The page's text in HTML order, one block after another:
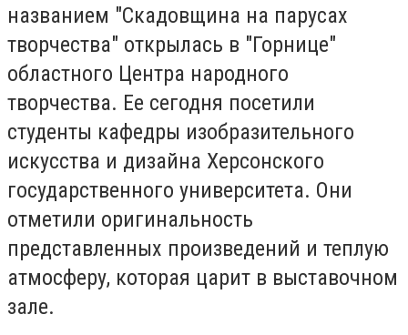
названием "Скадовщина на парусах
творчества" открылась в "Горнице"
областного Центра народного
творчества. Ее сегодня посетили
студенты кафедры изобразительного
искусства и дизайна Херсонского
государственного университета. Они
отметили оригинальность
представленных произведений и теплую
атмосферу, которая царит в выставочном
зале.